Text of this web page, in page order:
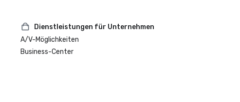
Dienstleistungen für Unternehmen
A/V-Möglichkeiten
Business-Center